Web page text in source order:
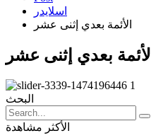
اسلایدر
الأئمة بعدي إثنى عشر
الأئمة بعدي إثنى عشر
البحث
الأكثر مشاهدة